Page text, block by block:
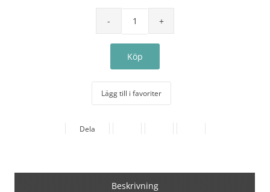
Lägg till i favoriter
Dela
Beskrivning